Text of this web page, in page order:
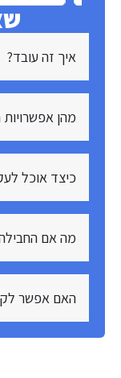
איך זה עובד?
מהן
כיצד אוכל
מה אם
האם אפשר